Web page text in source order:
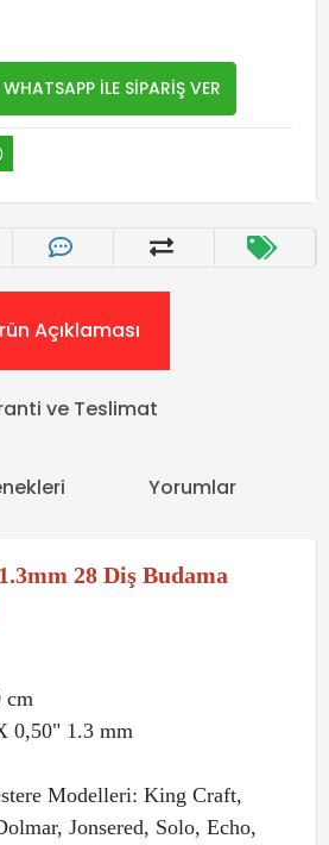
WHATSAPP İLE SİPARİŞ VER
Açıklaması
ve Teslimat
Yorumlar
28 Diş Budama
cm
0,50" 1.3 mm
Modelleri: King Craft,
Jonsered, Solo, Echo,